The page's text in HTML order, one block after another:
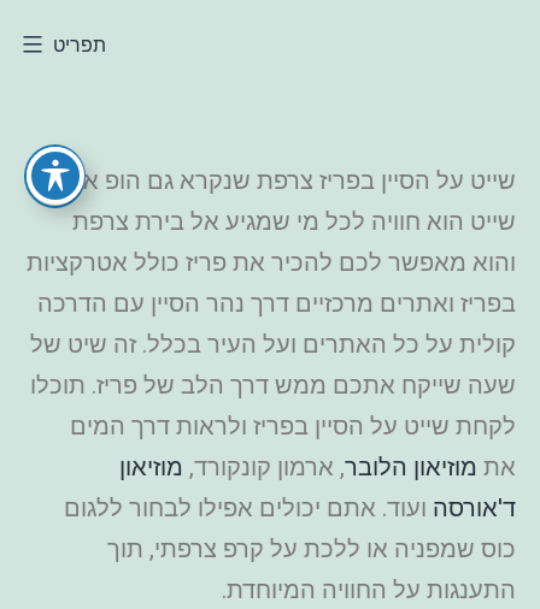
תפריט
שייט על הסיין בפריז צרפת שנקרא גם הופ און
שייט הוא חוויה לכל מי שמגיע אל בירת צרפת
והוא מאפשר לכם להכיר את פריז כולל אטרקציות
בפריז ואתרים מרכזיים דרך נהר הסיין עם הדרכה
קולית על כל האתרים ועל העיר בכלל. זה שיט של
שעה שייקח אתכם ממש דרך הלב של פריז. תוכלו
לקחת שייט על הסיין בפריז ולראות דרך המים
את מוזיאון הלובר, ארמון קונקורד, מוזיאון
ד'אורסה ועוד. אתם יכולים אפילו לבחור ללגום
כוס שמפניה או ללכת על קרפ צרפתי, תוך
התענגות על החוויה המיוחדת.